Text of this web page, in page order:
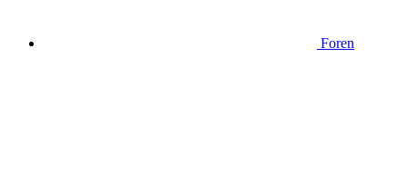
Foren